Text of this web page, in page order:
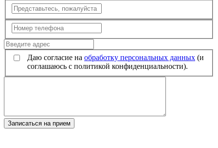
Даю согласие на обработку персональных данных (и
соглашаюсь с политикой конфиденциальности).
Записаться на прием